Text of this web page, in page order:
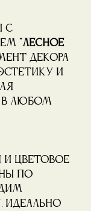
с
"Лесное
декора
и
в любом
и цветовое
по
идеально